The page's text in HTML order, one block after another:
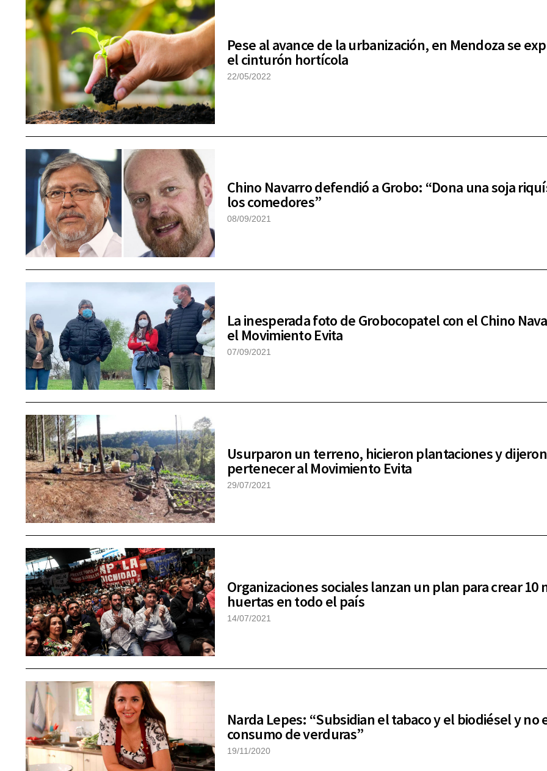
Pese al avance de la urbanización, en Mendoza se
el cinturón hortícola
22/05/2022
Chino Navarro defendió a Grobo: “Dona una soja
los comedores”
08/09/2021
La inesperada foto de Grobocopatel con el Chino
el Movimiento Evita
07/09/2021
Usurparon un terreno, hicieron plantaciones y dijeron
pertenecer al Movimiento Evita
29/07/2021
Organizaciones sociales lanzan un plan para crear 10
huertas en todo el país
14/07/2021
Narda Lepes: “Subsidian el tabaco y el biodiésel y no
consumo de verduras”
19/11/2020